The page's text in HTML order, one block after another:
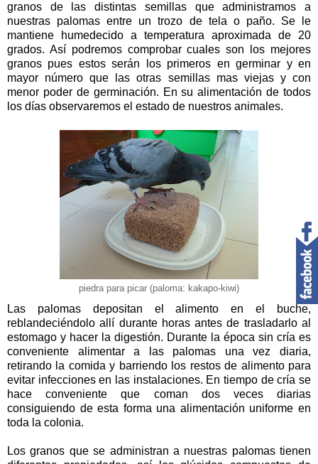
granos de las distintas semillas que administramos a
nuestras palomas entre un trozo de tela o paño. Se le
mantiene humedecido a temperatura aproximada de 20
grados. Así podremos comprobar cuales son los mejores
granos pues estos serán los primeros en germinar y en
mayor número que las otras semillas mas viejas y con
menor poder de germinación. En su alimentación de todos
los días observaremos el estado de nuestros animales.
piedra para picar (paloma: kakapo-kiwi)
Las palomas depositan el alimento en el buche,
reblandeciéndolo allí durante horas antes de trasladarlo al
estomago y hacer la digestión. Durante la época sin cría es
conveniente alimentar a las palomas una vez diaria,
retirando la comida y barriendo los restos de alimento para
evitar infecciones en las instalaciones. En tiempo de cría se
hace conveniente que coman dos veces diarias
consiguiendo de esta forma una alimentación uniforme en
toda la colonia.
Los granos que se administran a nuestras palomas tienen